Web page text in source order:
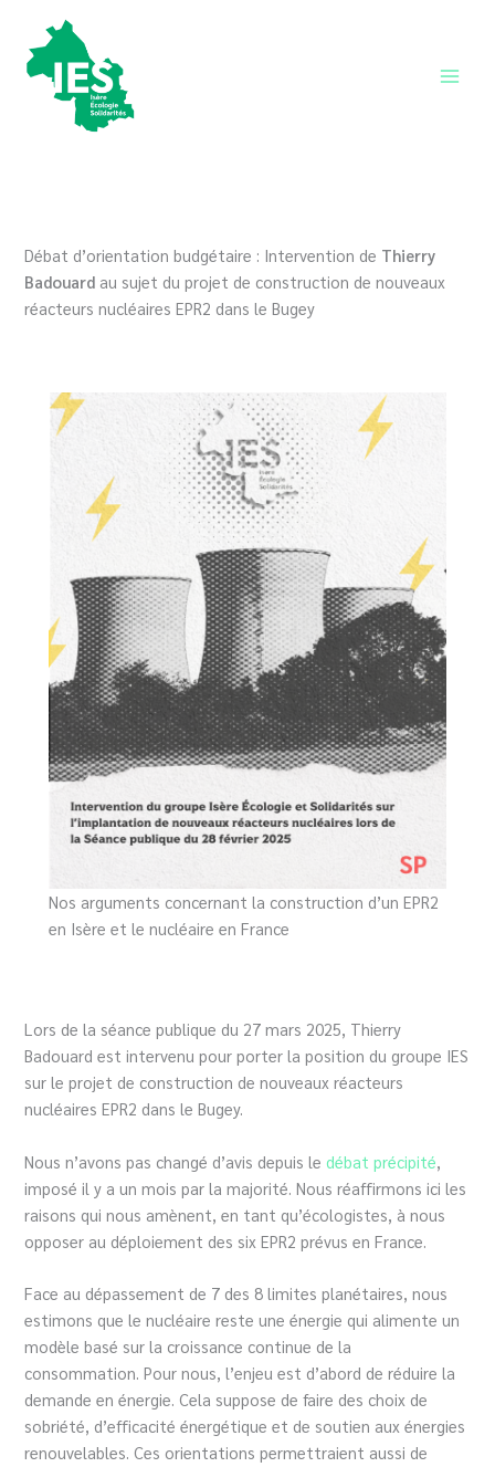
contenu
Débat d’orientation budgétaire : Intervention de Thierry
Badouard au sujet du projet de construction de nouveaux
réacteurs nucléaires EPR2 dans le Bugey
Nos arguments concernant la construction d’un EPR2
en Isère et le nucléaire en France
Lors de la séance publique du 27 mars 2025, Thierry
Badouard est intervenu pour porter la position du groupe IES
sur le projet de construction de nouveaux réacteurs
nucléaires EPR2 dans le Bugey.
Nous n’avons pas changé d’avis depuis ledébat précipité,
imposé il y a un mois par la majorité. Nous réaffirmons ici les
raisons qui nous amènent, en tant qu’écologistes, à nous
opposer au déploiement des six EPR2 prévus en France.
Face au dépassement de 7 des 8 limites planétaires, nous
estimons que le nucléaire reste une énergie qui alimente un
modèle basé sur la croissance continue de la
consommation. Pour nous, l’enjeu est d’abord de réduire la
demande en énergie. Cela suppose de faire des choix de
sobriété, d’efficacité énergétique et de soutien aux énergies
renouvelables. Ces orientations permettraient aussi de